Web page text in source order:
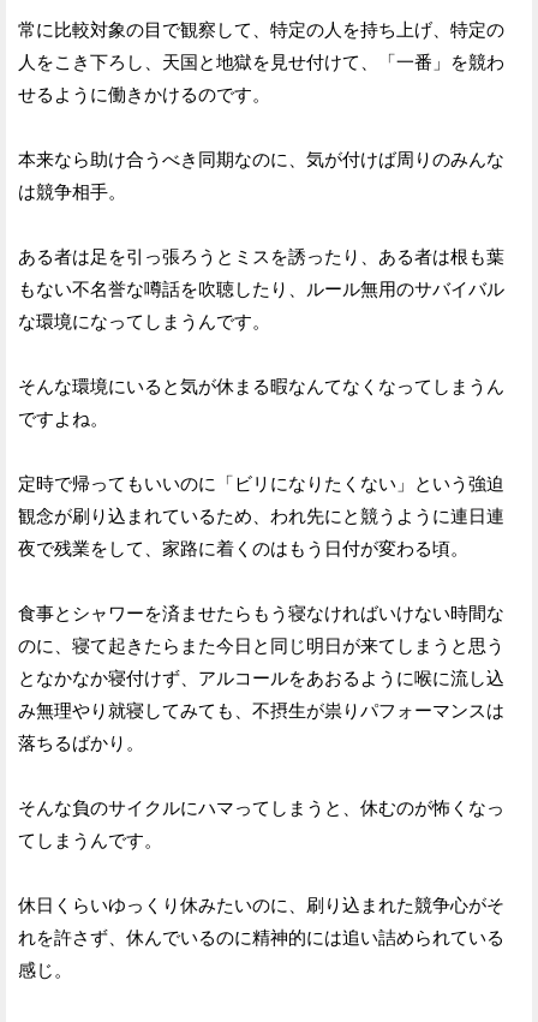
常に比較対象の目で観察して、特定の人を持ち上げ、特定の
人をこき下ろし、天国と地獄を見せ付けて、「一番」を競わ
せるように働きかけるのです。
本来なら助け合うべき同期なのに、気が付けば周りのみんな
は競争相手。
ある者は足を引っ張ろうとミスを誘ったり、ある者は根も葉
もない不名誉な噂話を吹聴したり、ルール無用のサバイバル
な環境になってしまうんです。
そんな環境にいると気が休まる暇なんてなくなってしまうん
ですよね。
定時で帰ってもいいのに「ビリになりたくない」という強迫
観念が刷り込まれているため、われ先にと競うように連日連
夜で残業をして、家路に着くのはもう日付が変わる頃。
食事とシャワーを済ませたらもう寝なければいけない時間な
のに、寝て起きたらまた今日と同じ明日が来てしまうと思う
となかなか寝付けず、アルコールをあおるように喉に流し込
み無理やり就寝してみても、不摂生が祟りパフォーマンスは
落ちるばかり。
そんな負のサイクルにハマってしまうと、休むのが怖くなっ
てしまうんです。
休日くらいゆっくり休みたいのに、刷り込まれた競争心がそ
れを許さず、休んでいるのに精神的には追い詰められている
感じ。